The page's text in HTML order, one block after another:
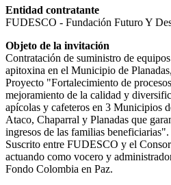
Entidad contratante
FUDESCO - Fundación Futuro Y
Objeto de la invitación
Contratación de suministro de
apitoxina en el Municipio de
Proyecto "Fortalecimiento de
mejoramiento de la calidad y
apícolas y cafeteros en 3 Municipios
Ataco, Chaparral y Planadas que
ingresos de las familias
Suscrito entre FUDESCO y el
actuando como vocero y
Fondo Colombia en Paz.